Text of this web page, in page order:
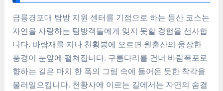
금릉경포대 탐방 지원 센터를 기점으로 하는 등산 코스는
자연을 사랑하는 탐방객들에게 잊지 못할 경험을 선사합
니다. 바람재를 지나 천황봉에 오르면 월출산의 웅장한
풍경이 눈앞에 펼쳐집니다. 구름다리를 건너 바람폭포로
향하는 길은 마치 한 폭의 그림 속에 들어온 듯한 착각을
불러일으킵니다. 천황사에 이르는 길에서는 자연의 숨결